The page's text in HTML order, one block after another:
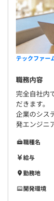
◆社内セミ
ビジネスス
化、効率化
マツイノベ
クラブ」に
ることがで
やレベルを
ナーや勉強
担していま
問、小林
いますので
◆資格支援
受験料の補
担していま
額を報償金
テックファー
職務内容
完全自社内
だきます。
企業のシス
発エンジニ
職種名
給与
勤務地
開発環境